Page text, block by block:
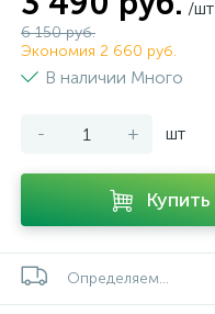
/шт
6 150 руб.
Экономия 2 660 руб.
В наличии Много
- + шт
Купить
Определяем...